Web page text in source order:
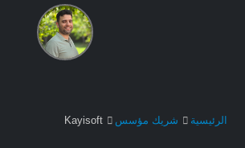
الرئيسية شريك مؤسس Kayisoft